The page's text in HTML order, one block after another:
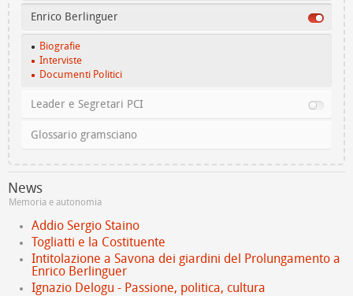
Enrico Berlinguer
Biografie
Interviste
Documenti Politici
Leader e Segretari PCI
Glossario gramsciano
News
Memoria e autonomia
Addio Sergio Staino
Togliatti e la Costituente
Intitolazione a Savona dei giardini del Prolungamento a
Enrico Berlinguer
Ignazio Delogu - Passione, politica, cultura